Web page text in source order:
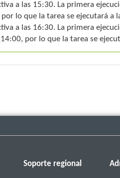
a las 15:30. La primera
lo que la tarea se ejecutará a
a las 16:30. La primera
14:00, por lo que la tarea se
Soporte regional